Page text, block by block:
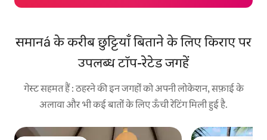
समानá के करीब छुट्टियाँ बिताने के लिए किराए पर
उपलब्ध टॉप-रेटेड जगहें
गेस्ट सहमत हैं : ठहरने की इन जगहों को अपनी लोकेशन, सफ़ाई के
अलावा और भी कई बातों के लिए ऊँची रेटिंग मिली हुई है.